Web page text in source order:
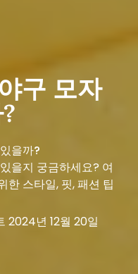
구 모자
을까?
을지 궁금하세요? 여
한 스타일, 핏, 패션 팁
2024년 12월 20일